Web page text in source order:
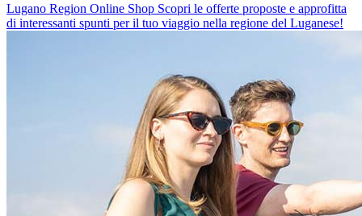
Lugano Region Online Shop Scopri le offerte proposte e approfitta
di interessanti spunti per il tuo viaggio nella regione del Luganese!